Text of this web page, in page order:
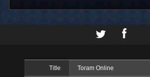
Title Toram Online